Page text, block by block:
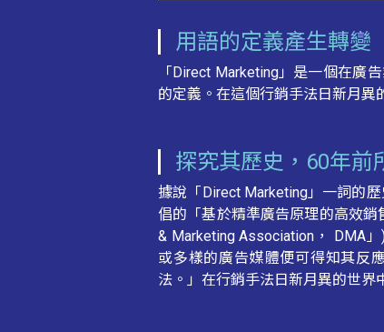
用語的定義產生轉變
「Direct Marketing」是一個在廣
的定義。在這個行銷手法日新月異
探究其歷史，60年前
據說「Direct Marketing」一詞的
倡的「基於精準廣告原理的高效
& Marketing Association， DMA
或多樣的廣告媒體便可得知其反
法。」在行銷手法日新月異的世界